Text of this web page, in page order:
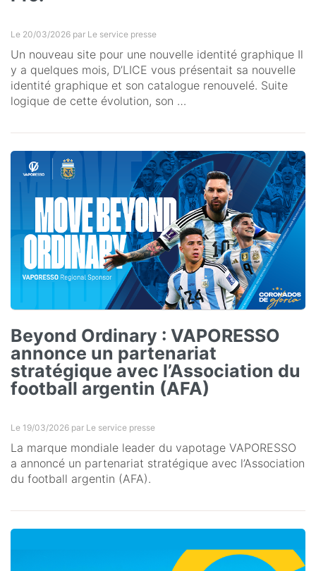
Le 20/03/2026 par Le service presse
Un nouveau site pour une nouvelle identité graphique Il
y a quelques mois, D’LICE vous présentait sa nouvelle
identité graphique et son catalogue renouvelé. Suite
logique de cette évolution, son …
Beyond Ordinary : VAPORESSO
annonce un partenariat
stratégique avec l’Association du
football argentin (AFA)
Le 19/03/2026 par Le service presse
La marque mondiale leader du vapotage VAPORESSO
a annoncé un partenariat stratégique avec l’Association
du football argentin (AFA).